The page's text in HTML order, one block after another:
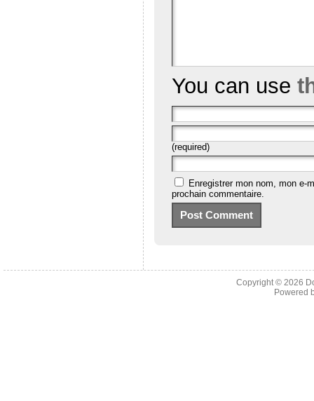
You can use
(required)
Enregistrer mon nom, mon e-
prochain commentaire.
Copyright © 2026
Powered